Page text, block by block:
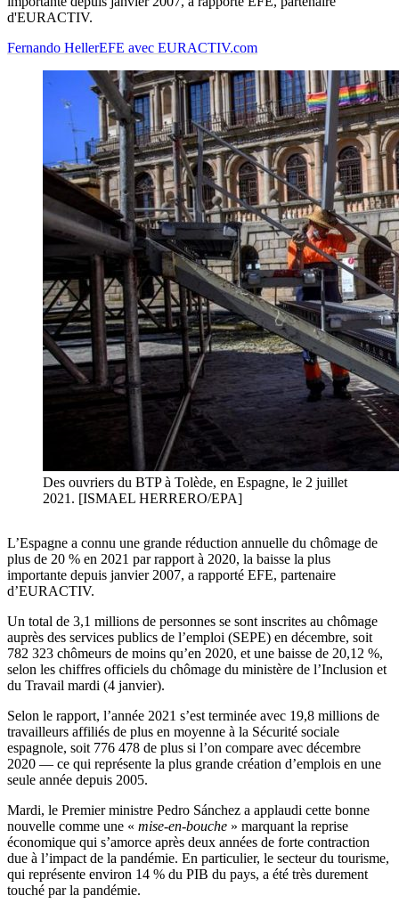
d'EURACTIV.
Fernando HellerEFE avec EURACTIV.com
Des ouvriers du BTP à Tolède, en Espagne, le 2 juillet
2021. [ISMAEL HERRERO/EPA]
L’Espagne a connu une grande réduction annuelle du chômage de
plus de 20 % en 2021 par rapport à 2020, la baisse la plus
importante depuis janvier 2007, a rapporté EFE, partenaire
d’EURACTIV.
Un total de 3,1 millions de personnes se sont inscrites au chômage
auprès des services publics de l’emploi (SEPE) en décembre, soit
782 323 chômeurs de moins qu’en 2020, et une baisse de 20,12 %,
selon les chiffres officiels du chômage du ministère de l’Inclusion et
du Travail mardi (4 janvier).
Selon le rapport, l’année 2021 s’est terminée avec 19,8 millions de
travailleurs affiliés de plus en moyenne à la Sécurité sociale
espagnole, soit 776 478 de plus si l’on compare avec décembre
2020 — ce qui représente la plus grande création d’emplois en une
seule année depuis 2005.
Mardi, le Premier ministre Pedro Sánchez a applaudi cette bonne
nouvelle comme une « mise-en-bouche » marquant la reprise
économique qui s’amorce après deux années de forte contraction
due à l’impact de la pandémie. En particulier, le secteur du tourisme,
qui représente environ 14 % du PIB du pays, a été très durement
touché par la pandémie.